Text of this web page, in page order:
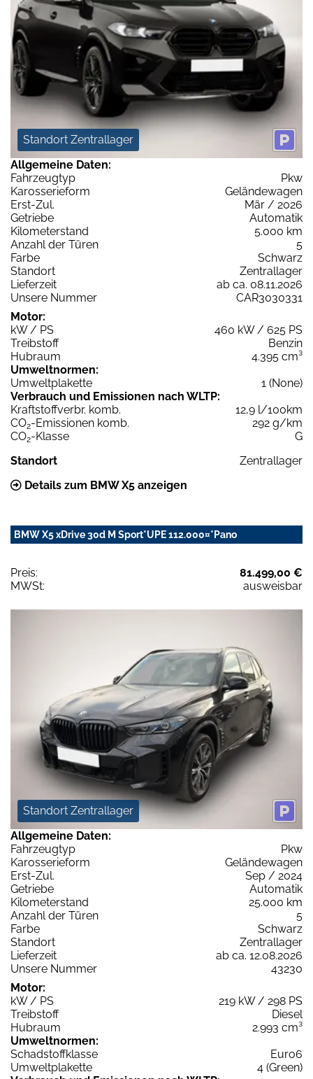
Standort Zentrallager
Allgemeine Daten:
Fahrzeugtyp
Pkw
Karosserieform
Geländewagen
Erst-Zul.
Mär / 2026
Getriebe
Automatik
Kilometerstand
5.000 km
Anzahl der Türen
5
Farbe
Schwarz
Standort
Zentrallager
Lieferzeit
ab ca. 08.11.2026
Unsere Nummer
CAR3030331
Motor:
kW / PS
460 kW / 625 PS
Treibstoff
Benzin
Hubraum
4.395 cm³
Umweltnormen:
Umweltplakette
1 (None)
Verbrauch und Emissionen nach WLTP:
Kraftstoffverbr. komb.
12,9 l/100km
CO2-Emissionen komb.
292 g/km
CO2-Klasse
G
Standort
Zentrallager
Details zum BMW X5 anzeigen
BMW X5 xDrive 30d M Sport*UPE 112.000¤*Pano
Preis:
81.499,00 €
MWSt:
ausweisbar
Standort Zentrallager
Allgemeine Daten:
Fahrzeugtyp
Pkw
Karosserieform
Geländewagen
Erst-Zul.
Sep / 2024
Getriebe
Automatik
Kilometerstand
25.000 km
Anzahl der Türen
5
Farbe
Schwarz
Standort
Zentrallager
Lieferzeit
ab ca. 12.08.2026
Unsere Nummer
43230
Motor:
kW / PS
219 kW / 298 PS
Treibstoff
Diesel
Hubraum
2.993 cm³
Umweltnormen:
Schadstoffklasse
Euro6
Umweltplakette
4 (Green)